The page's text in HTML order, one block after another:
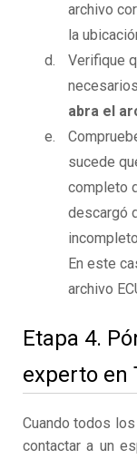
archivo
la
Verifique
abra el
sucede
completo
descargó
En este
archivo
Etapa 4.
experto en
Cuando todos
contactar a un